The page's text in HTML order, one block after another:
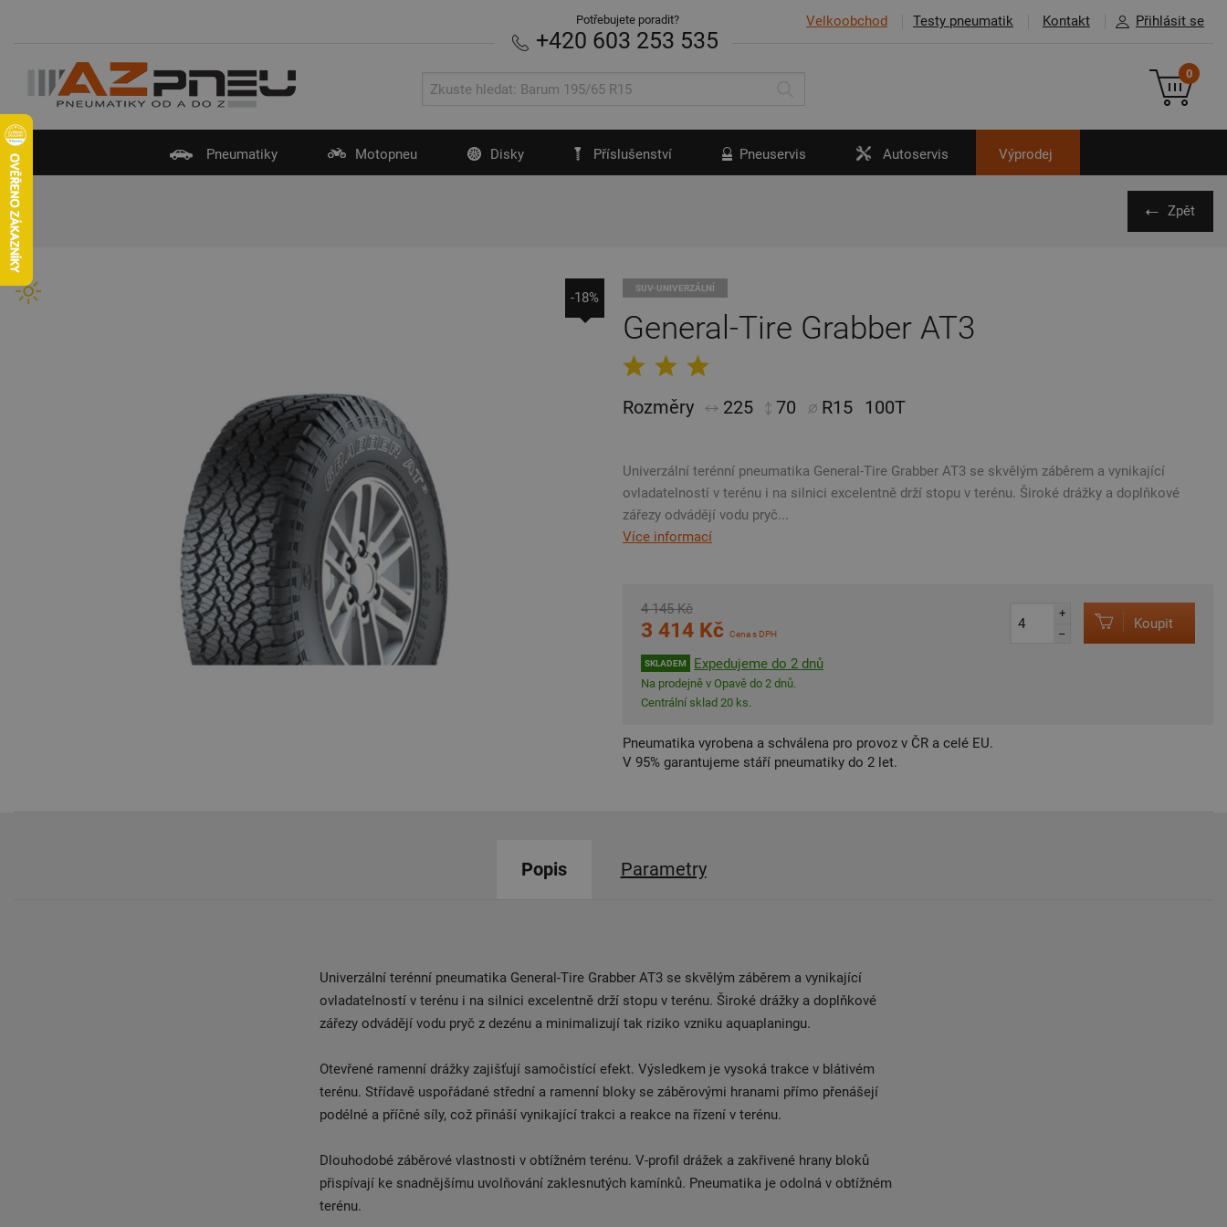
Velkoobchod Testy pneumatik Kontakt Přihlásit se
Potřebujete poradit?
+420 603 253 535
0
Pneumatiky Motopneu Disky Příslušenství Pneuservis Autoservis Výprodej
Zpět
SUV-UNIVERZÁLNÍ
General-Tire Grabber AT3
Rozměry 225 70 R15 100T
Univerzální terénní pneumatika General-Tire Grabber AT3 se skvělým záběrem a vynikající
ovladatelností v terénu i na silnici excelentně drží stopu v terénu. Široké drážky a doplňkové
zářezy odvádějí vodu pryč...
Více informací
4 145 Kč
3 414 Kč Cena s DPH
SKLADEM Expedujeme do 2 dnů
Na prodejně v Opavě do 2 dnů.
Centrální sklad 20 ks.
+
–
Koupit
Pneumatika vyrobena a schválena pro provoz v ČR a celé EU.
V 95% garantujeme stáří pneumatiky do 2 let.
-18%
Popis Parametry
Univerzální terénní pneumatika General-Tire Grabber AT3 se skvělým záběrem a vynikající
ovladatelností v terénu i na silnici excelentně drží stopu v terénu. Široké drážky a doplňkové
zářezy odvádějí vodu pryč z dezénu a minimalizují tak riziko vzniku aquaplaningu.
Otevřené ramenní drážky zajišťují samočistící efekt. Výsledkem je vysoká trakce v blátivém
terénu. Střídavě uspořádané střední a ramenní bloky se záběrovými hranami přímo přenášejí
podélné a příčné síly, což přináší vynikající trakci a reakce na řízení v terénu.
Dlouhodobé záběrové vlastnosti v obtížném terénu. V-profil drážek a zakřivené hrany bloků
přispívají ke snadnějšímu uvolňování zaklesnutých kamínků. Pneumatika je odolná v obtížném
terénu.